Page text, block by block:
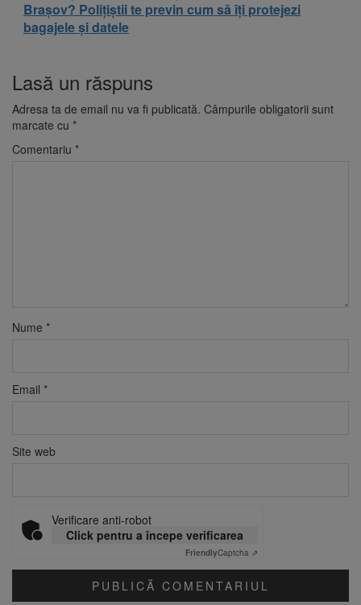
Brașov? Polițiștii te previn cum să îți protejezi
bagajele și datele
Lasă un răspuns
Adresa ta de email nu va fi publicată. Câmpurile obligatorii sunt
marcate cu *
Comentariu *
Nume *
Email *
Site web
Verificare anti-robot
Click pentru a începe verificarea
FriendlyCaptcha ⇗